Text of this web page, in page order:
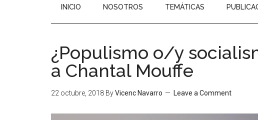
INICIO NOSOTROS TEMÁTICAS
¿Populismo o/y
a Chantal Mouffe
22 octubre, 2018 ByVicenc Navarro Leave a Comment